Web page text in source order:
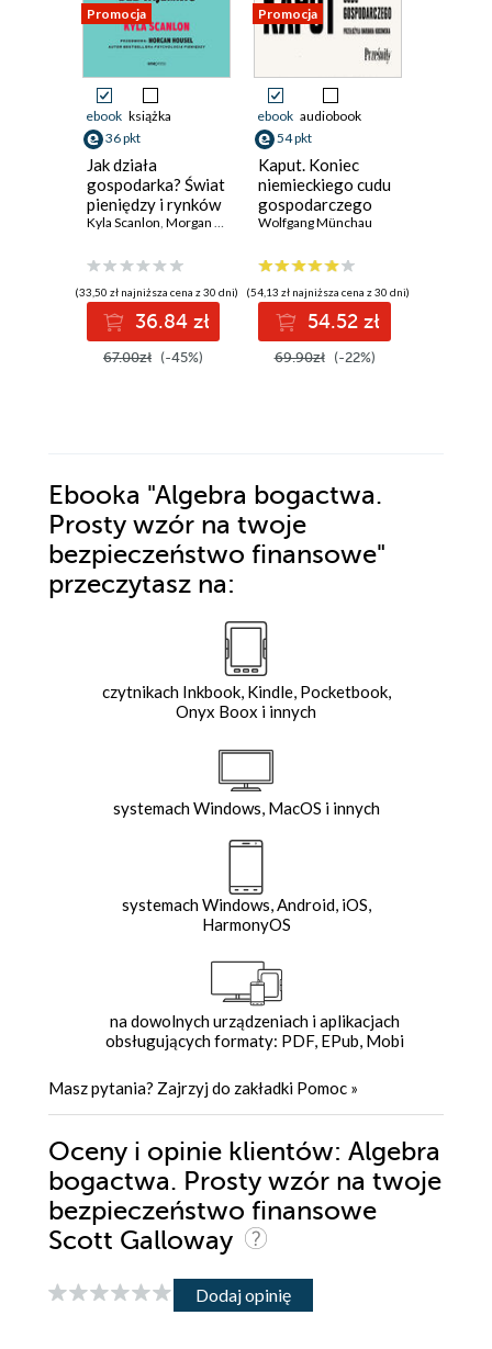
Promocja
ebook książka
36 pkt
Jak działa
gospodarka? Świat
pieniędzy i rynków
bez tajemnic
Kyla Scanlon, Morgan Housel
(33,50 zł najniższa cena z 30 dni)
36.84 zł
67.00zł (-45%)
Promocja
ebook audiobook
54 pkt
Kaput. Koniec
niemieckiego cudu
gospodarczego
Wolfgang Münchau
(54,13 zł najniższa cena z 30 dni)
54.52 zł
69.90zł (-22%)
Ebooka "Algebra bogactwa.
Prosty wzór na twoje
bezpieczeństwo finansowe"
przeczytasz na:
czytnikach Inkbook, Kindle, Pocketbook,
Onyx Boox i innych
systemach Windows, MacOS i innych
systemach Windows, Android, iOS,
HarmonyOS
na dowolnych urządzeniach i aplikacjach
obsługujących formaty: PDF, EPub, Mobi
Masz pytania? Zajrzyj do zakładki Pomoc »
Oceny i opinie klientów: Algebra
bogactwa. Prosty wzór na twoje
bezpieczeństwo finansowe
Scott Galloway
Dodaj opinię